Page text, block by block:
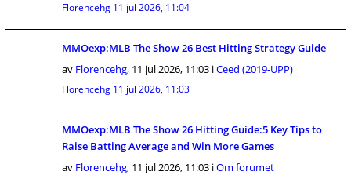
Florencehg 11 jul 2026, 11:04
MMOexp:MLB The Show 26 Best Hitting Strategy Guide
av Florencehg, 11 jul 2026, 11:03 iCeed (2019-UPP)
Florencehg 11 jul 2026, 11:03
MMOexp:MLB The Show 26 Hitting Guide:5 Key Tips to
Raise Batting Average and Win More Games
av Florencehg, 11 jul 2026, 11:03 iOm forumet